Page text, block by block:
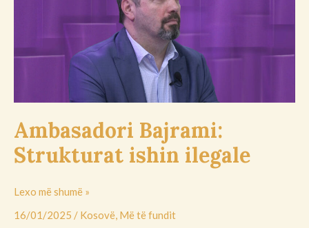
Ambasadori Bajrami:
Strukturat ishin ilegale
Lexo më shumë »
16/01/2025 / Kosovë, Më të fundit